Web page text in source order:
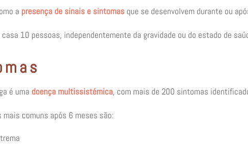
a presença de sinais e sintomas que se desenvolvem durante ou
10 pessoas, independentemente da gravidade ou do estado de
é uma doença multissistémica, com mais de 200 sintomas
mais comuns após 6 meses são: